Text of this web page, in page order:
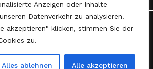
Anzeigen oder Inhalte
Datenverkehr zu analysieren.
akzeptieren" klicken, stimmen Sie der
zu.
Alles ablehnen Alle akzeptieren